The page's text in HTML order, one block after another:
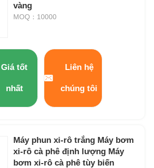
vàng
MOQ：10000
Giá tốt
nhất
Liên hệ
chúng tôi
Máy phun xi-rô trắng Máy bơm
xi-rô cà phê định lượng Máy
bơm xi-rô cà phê tùy biến